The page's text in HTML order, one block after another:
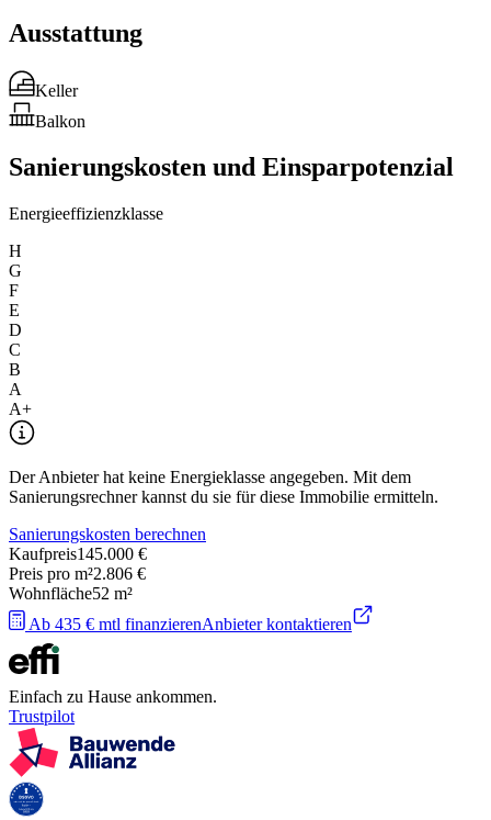
Ausstattung
Keller
Balkon
Sanierungskosten und Einsparpotenzial
Energieeffizienzklasse
H
G
F
E
D
C
B
A
A+
Der Anbieter hat keine Energieklasse angegeben. Mit dem
Sanierungsrechner kannst du sie für diese Immobilie ermitteln.
Sanierungskosten berechnen
Kaufpreis145.000 €
Preis pro m²2.806 €
Wohnfläche52 m²
Ab 435 € mtl finanzierenAnbieter kontaktieren
Einfach zu Hause ankommen.
Trustpilot